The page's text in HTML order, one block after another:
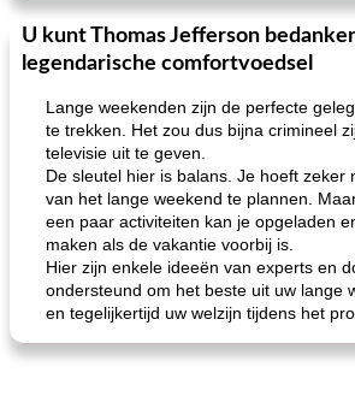
U kunt Thomas Jefferson
legendarische comfortvoedsel
Lange weekenden zijn de perfecte
te trekken. Het zou dus bijna crimineel
televisie uit te geven.
De sleutel hier is balans. Je hoeft zeker
van het lange weekend te plannen.
een paar activiteiten kan je opgeladen
maken als de vakantie voorbij is.
Hier zijn enkele ideeën van experts en
ondersteund om het beste uit uw lange
en tegelijkertijd uw welzijn tijdens het